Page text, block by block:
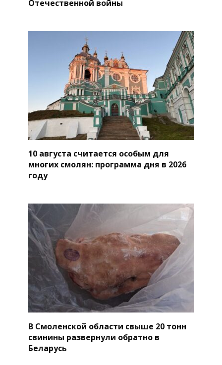
Отечественной войны
10 августа считается особым для
многих смолян: программа дня в 2026
году
В Смоленской области свыше 20 тонн
свинины развернули обратно в
Беларусь